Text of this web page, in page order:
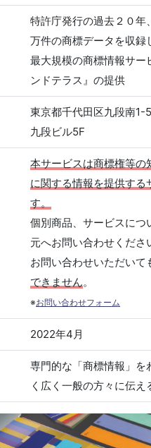
特許庁発行の過去２０年
万件の商標データを収録
最大規模の商標情報サー
ンドテラス』の提供
東京都千代田区九段南1-
九段ビル5F
本サービスは商標権等の
に関する情報を提供する
す。
個別商品、サービスにつ
元へお問い合わせくださ
お問い合わせいただいて
できません。
※お問い合わせフォーム
2022年4月
専門的な「商標情報」を
く広く一般の方々に伝え